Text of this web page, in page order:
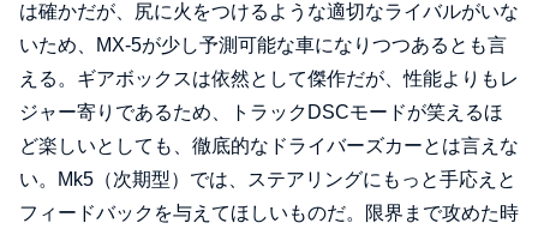
は確かだが、尻に火をつけるような適切なライバルがいな
いため、MX-5が少し予測可能な車になりつつあるとも言
える。ギアボックスは依然として傑作だが、性能よりもレ
ジャー寄りであるため、トラックDSCモードが笑えるほ
ど楽しいとしても、徹底的なドライバーズカーとは言えな
い。Mk5（次期型）では、ステアリングにもっと手応えと
フィードバックを与えてほしいものだ。限界まで攻めた時